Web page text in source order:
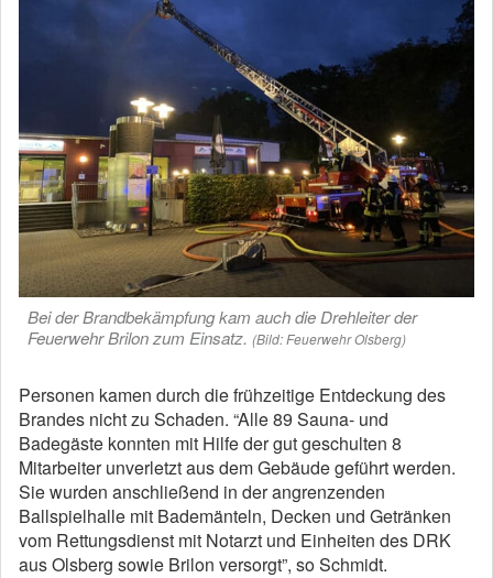
Bei der Brandbekämpfung kam auch die Drehleiter der
Feuerwehr Brilon zum Einsatz. (Bild: Feuerwehr Olsberg)
Personen kamen durch die frühzeitige Entdeckung des
Brandes nicht zu Schaden. “Alle 89 Sauna- und
Badegäste konnten mit Hilfe der gut geschulten 8
Mitarbeiter unverletzt aus dem Gebäude geführt werden.
Sie wurden anschließend in der angrenzenden
Ballspielhalle mit Bademänteln, Decken und Getränken
vom Rettungsdienst mit Notarzt und Einheiten des DRK
aus Olsberg sowie Brilon versorgt”, so Schmidt.